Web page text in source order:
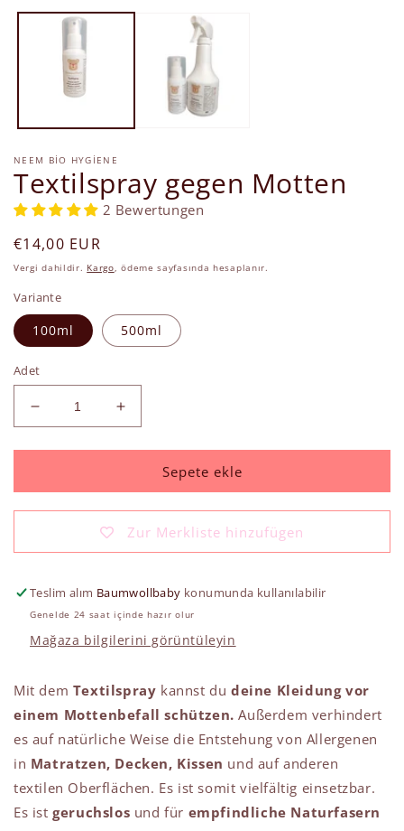
NEEM BIO HYGIENE
Textilspray gegen Motten
2 Bewertungen
Normal
fiyat
€14,00 EUR
Vergi dahildir. Kargo, ödeme sayfasında hesaplanır.
Variante
100ml 500ml
Adet
Textilspray
gegen
Motten
adedi
azaltın
Textilspray
gegen
Motten
adedi
artırın
Sepete ekle
Zur Merkliste hinzufügen
Teslim alım Baumwollbaby konumunda kullanılabilir
Genelde 24 saat içinde hazır olur
Mağaza bilgilerini görüntüleyin
Mit dem Textilspray kannst dudeine Kleidung vor
einem Mottenbefall schützen.Außerdem verhindert
es auf natürliche Weise die Entstehung von Allergenen
in Matratzen, Decken, Kissen und auf anderen
textilen Oberflächen. Es ist somit vielfältig einsetzbar.
Es istgeruchslos und für empfindliche Naturfasern